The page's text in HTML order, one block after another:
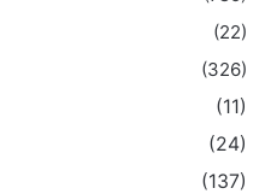
(22)
(326)
(11)
(24)
(137)